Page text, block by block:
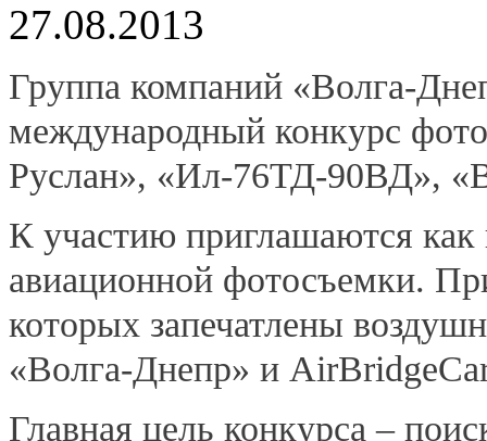
27.08.2013
Группа компаний «Волга-
международный конкурс
Руслан», «Ил-76ТД-90ВД»,
К участию приглашаются
авиационной фотосъемки.
которых запечатлены
«Волга-Днепр» и
Главная цель конкурса –